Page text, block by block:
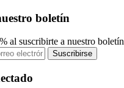
boletín
al suscribirte a nuestro boletín
Suscribirse